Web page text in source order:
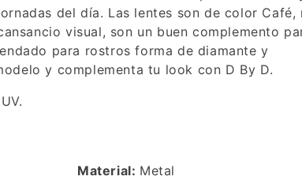
del día. Las lentes son de color Café,
visual, son un buen complemento
para rostros forma de diamante y
y complementa tu look con D By D.
Material: Metal